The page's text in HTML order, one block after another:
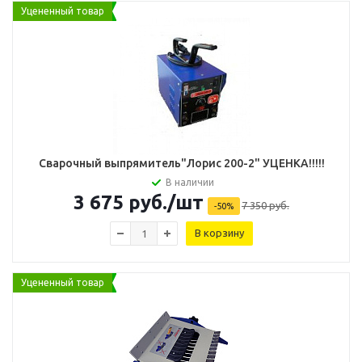
Уцененный товар
Сварочный выпрямитель"Лорис 200-2" УЦЕНКА!!!!!
В наличии
3 675 руб./шт -50% 7 350руб.
В корзину
Уцененный товар